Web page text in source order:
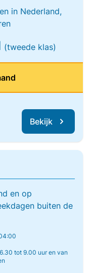
in Nederland,
(tweede klas)
Bekijk
en op
buiten de
tot 9.00 uur en van